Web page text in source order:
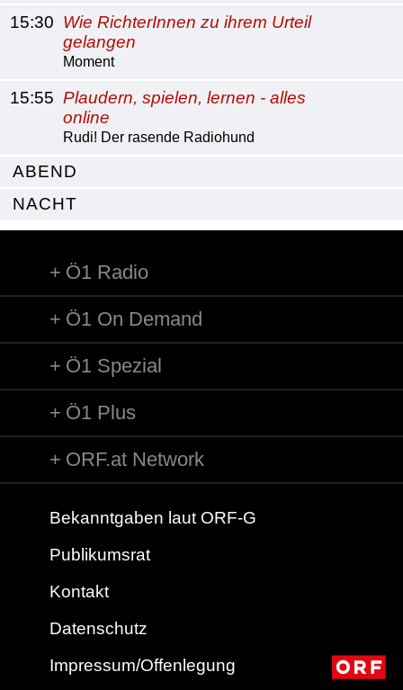
15:30 Wie RichterInnen zu ihrem Urteil
gelangen
Moment
15:55 Plaudern, spielen, lernen - alles
online
Rudi! Der rasende Radiohund
ABEND
NACHT
Ö1 Radio
Ö1 On Demand
Ö1 Spezial
Ö1 Plus
ORF.at Network
Bekanntgaben laut ORF-G
Publikumsrat
Kontakt
Datenschutz
Impressum/Offenlegung